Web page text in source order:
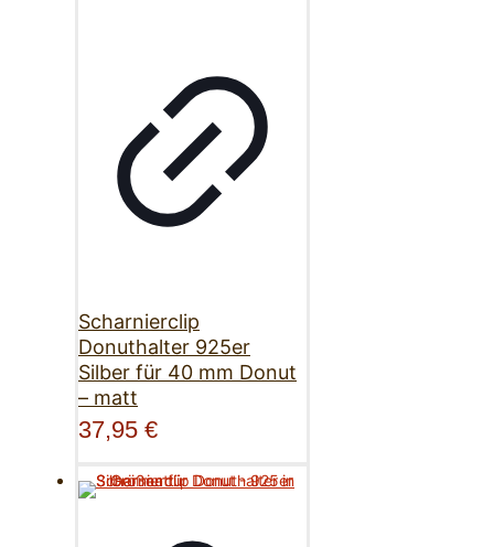
Scharnierclip
Donuthalter 925er
Silber für 40 mm Donut
– matt
37,95 €